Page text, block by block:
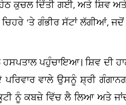
ਕੁਚਲ ਦਿੱਤੀ ਗਈ, ਅਤੇ ਸ਼ਿਵ
’ਤੇ ਗੰਭੀਰ ਸੱਟਾਂ ਲੱਗੀਆਂ,
ਪਹੁੰਚਾਇਆ। ਸ਼ਿਵ ਦੀ
ਵਾਲੇ ਉਸਨੂੰ ਸ਼੍ਰੀ
ਨੂੰ ਕਬਜ਼ੇ ਵਿੱਚ ਲੈ ਲਿਆ ਅਤੇ